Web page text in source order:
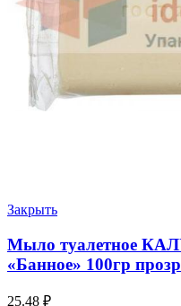
Закрыть
Мыло туалетное
«Банное» 100гр
25.48 ₽